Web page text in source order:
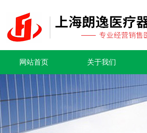
网站首页 关于我们